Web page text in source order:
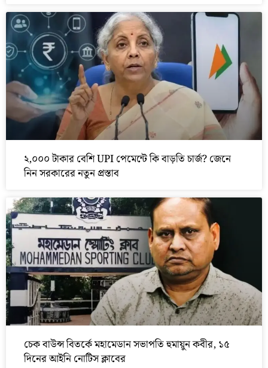
২,০০০ টাকার বেশি UPI পেমেন্টে কি বাড়তি চার্জ? জেনে
নিন সরকারের নতুন প্রস্তাব
চেক বাউন্স বিতর্কে মহামেডান সভাপতি হুমায়ুন কবীর, ১৫
দিনের আইনি নোটিস ক্লাবের